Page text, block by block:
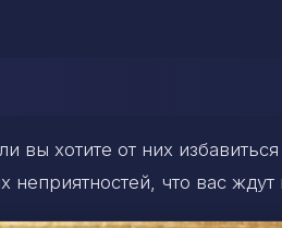
вы хотите от них
что вас